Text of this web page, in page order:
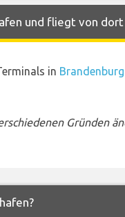
und fliegt von dort
in
Gründen